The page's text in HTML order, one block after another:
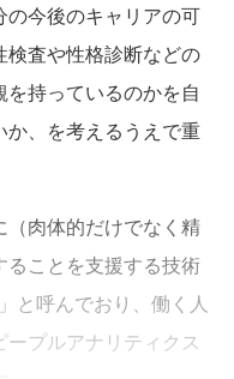
今後のキャリアの可
査や性格診断などの
持っているのかを自
、を考えるうえで重
肉体的だけでなく精
ことを支援する技術
と呼んでおり、働く人
プルアナリティクス